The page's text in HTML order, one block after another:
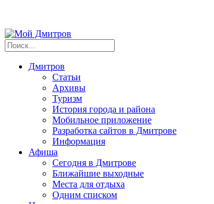
Дмитров
Статьи
Архивы
Туризм
История города и района
Мобильное приложение
Разработка сайтов в Дмитрове
Информация
Афиша
Сегодня в Дмитрове
Ближайшие выходные
Места для отдыха
Одним списком